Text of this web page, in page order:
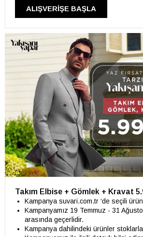
ALIŞVERİŞE BAŞLA
Takım Elbise + Gömlek + Kravat
Kampanya suvari.com.tr ‘de seçili
Kampanyamız 19 Temmuz - 31
arasında geçerlidir.
Kampanya dahilindeki ürünler stoklarla